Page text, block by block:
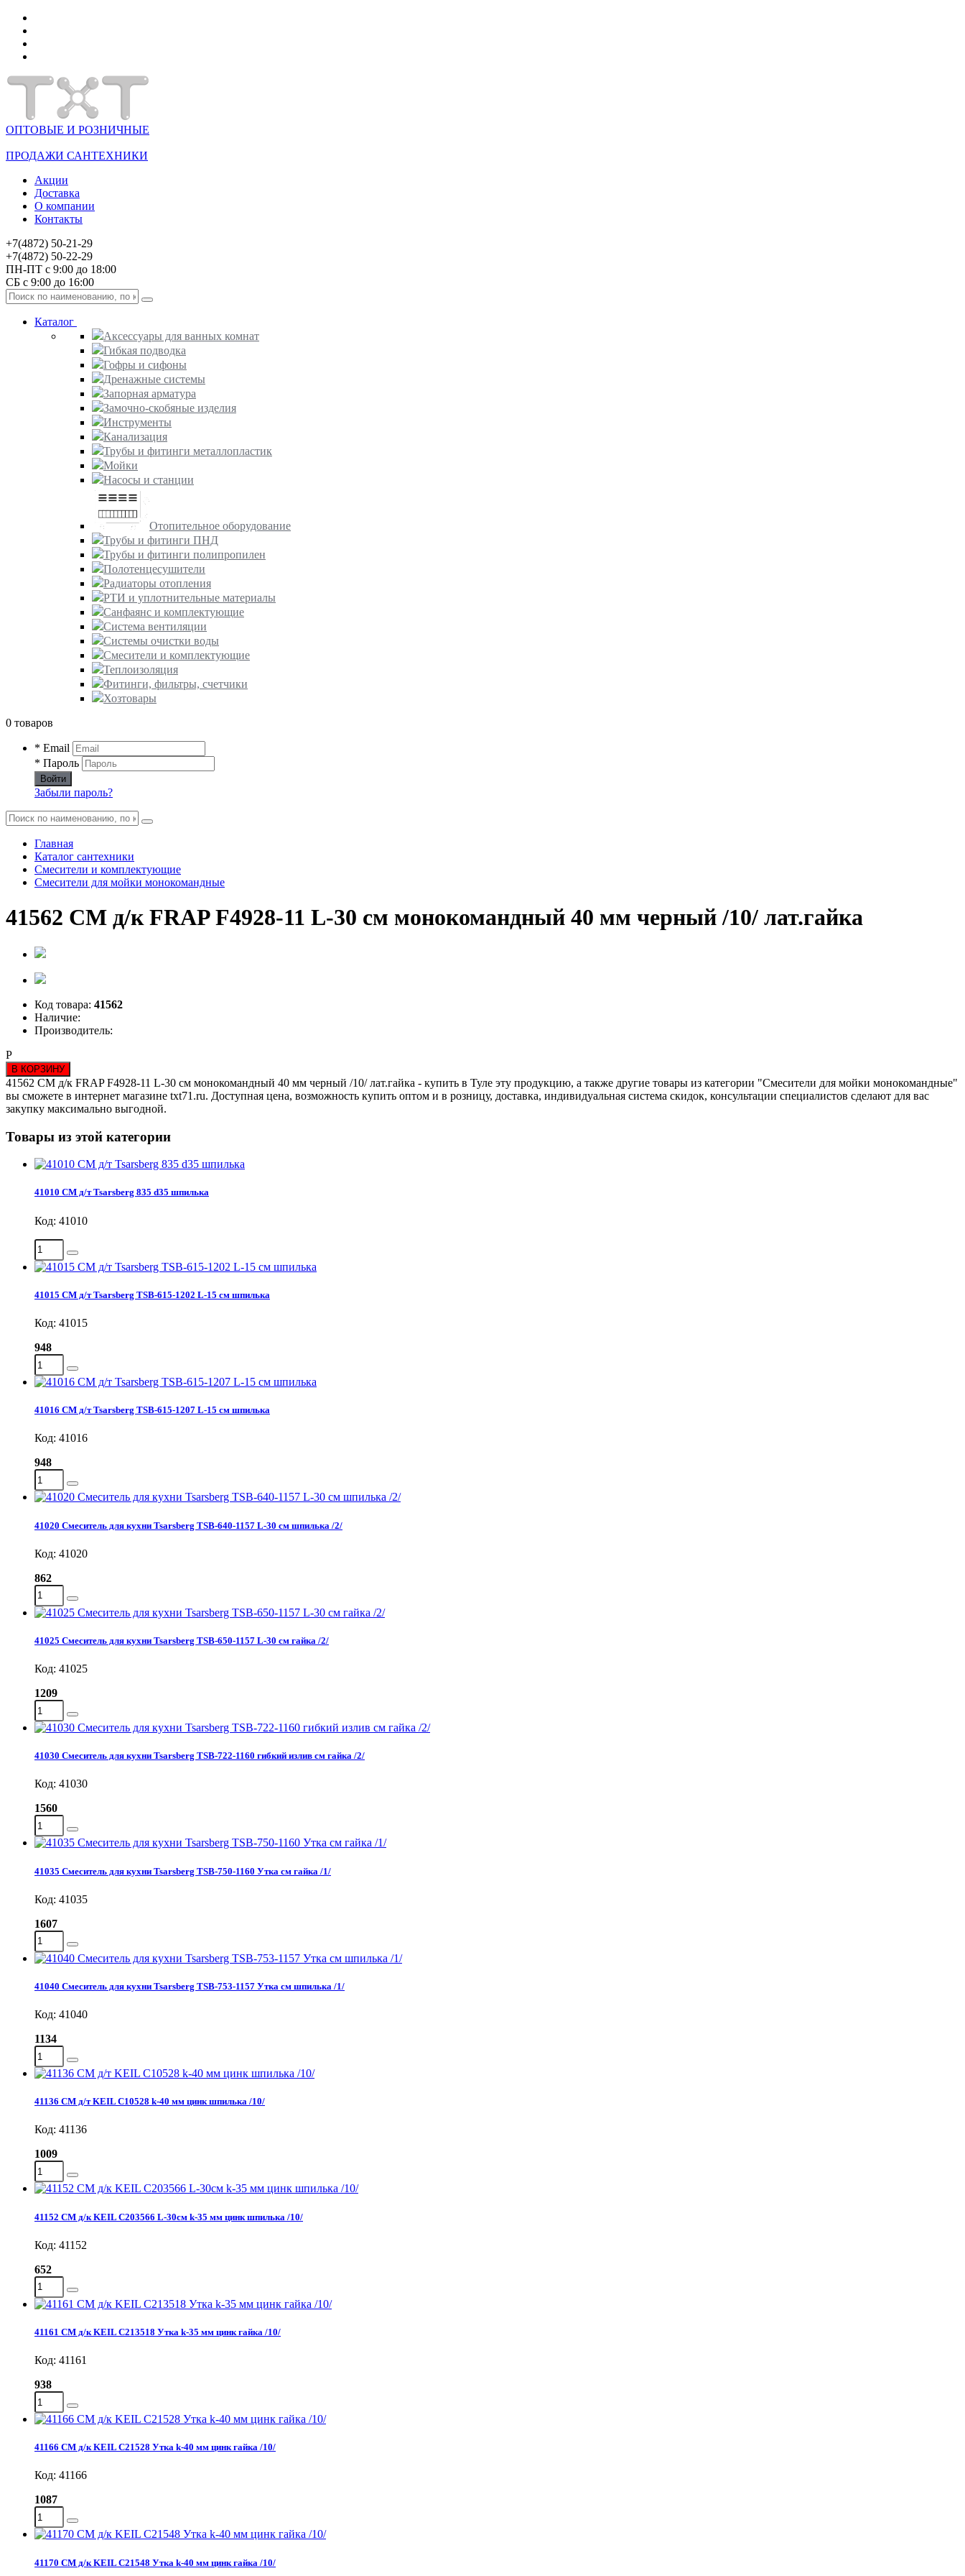
ОПТОВЫЕ И РОЗНИЧНЫЕ
ПРОДАЖИ САНТЕХНИКИ
Акции
Доставка
О компании
Контакты
+7(4872) 50-21-29
+7(4872) 50-22-29
ПН-ПТ с 9:00 до 18:00
СБ с 9:00 до 16:00
Каталог
Аксессуары для ванных комнат
Гибкая подводка
Гофры и сифоны
Дренажные системы
Запорная арматура
Замочно-скобяные изделия
Инструменты
Канализация
Трубы и фитинги металлопластик
Мойки
Насосы и станции
Отопительное оборудование
Трубы и фитинги ПНД
Трубы и фитинги полипропилен
Полотенцесушители
Радиаторы отопления
РТИ и уплотнительные материалы
Санфаянс и комплектующие
Система вентиляции
Системы очистки воды
Смесители и комплектующие
Теплоизоляция
Фитинги, фильтры, счетчики
Хозтовары
0 товаров
* Email
* Пароль
Войти
Забыли пароль?
Главная
Каталог сантехники
Смесители и комплектующие
Смесители для мойки монокомандные
41562 СМ д/к FRAP F4928-11 L-30 см монокомандный 40 мм черный /10/ лат.гайка
Код товара: 41562
Наличие:
Производитель:
Р
В КОРЗИНУ
41562 СМ д/к FRAP F4928-11 L-30 см монокомандный 40 мм черный /10/ лат.гайка - купить в Туле эту продукцию, а также другие товары из категории "Смесители для мойки монокомандные"
вы сможете в интернет магазине txt71.ru. Доступная цена, возможность купить оптом и в розницу, доставка, индивидуальная система скидок, консультации специалистов сделают для вас
закупку максимально выгодной.
Товары из этой категории
41010 СМ д/т Tsarsberg 835 d35 шпилька
Код: 41010
41015 СМ д/т Tsarsberg TSB-615-1202 L-15 см шпилька
Код: 41015
948
41016 СМ д/т Tsarsberg TSB-615-1207 L-15 см шпилька
Код: 41016
948
41020 Смеситель для кухни Tsarsberg TSB-640-1157 L-30 см шпилька /2/
Код: 41020
862
41025 Смеситель для кухни Tsarsberg TSB-650-1157 L-30 см гайка /2/
Код: 41025
1209
41030 Смеситель для кухни Tsarsberg TSB-722-1160 гибкий излив см гайка /2/
Код: 41030
1560
41035 Смеситель для кухни Tsarsberg TSB-750-1160 Утка см гайка /1/
Код: 41035
1607
41040 Смеситель для кухни Tsarsberg TSB-753-1157 Утка см шпилька /1/
Код: 41040
1134
41136 СМ д/т KEIL C10528 k-40 мм цинк шпилька /10/
Код: 41136
1009
41152 СМ д/к KEIL C203566 L-30см k-35 мм цинк шпилька /10/
Код: 41152
652
41161 СМ д/к KEIL C213518 Утка k-35 мм цинк гайка /10/
Код: 41161
938
41166 СМ д/к KEIL C21528 Утка k-40 мм цинк гайка /10/
Код: 41166
1087
41170 СМ д/к KEIL С21548 Утка k-40 мм цинк гайка /10/